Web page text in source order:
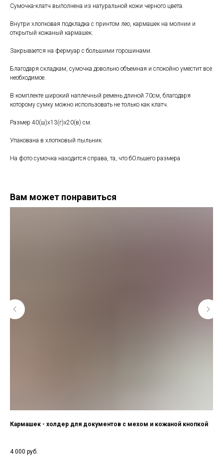
Сумочка-клатч выполнена из натуральной кожи черного цвета.
Внутри хлопковая подкладка с принтом лео, кармашек на молнии и
открытый кожаный кармашек.
Закрывается на фермуар с большими горошинами.
Благодаря складкам, сумочка довольно объемная и спокойно уместит все
необходимое.
В комплекте широкий наплечный ремень длиной 70см, благодаря
которому сумку можно использовать не только как клатч.
Размер 40(ш)х13(г)х20(в) см.
Упакована в хлопковый пыльник.
На фото сумочка находится справа, та, что бОльшего размера
Вам может понравиться
Кармашек - холдер для документов с мехом и кожаной кнопкой
4 000 руб.